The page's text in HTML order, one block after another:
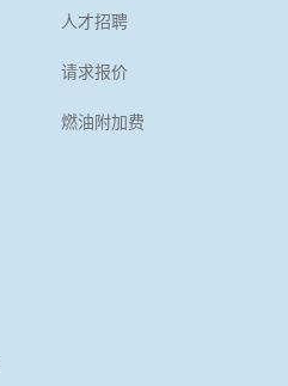
人才招聘
请求报价
燃油附加费